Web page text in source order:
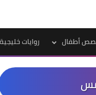
أطفال روايات خليجية